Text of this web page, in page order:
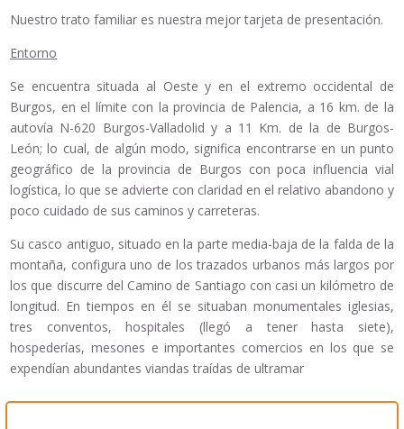
Nuestro trato familiar es nuestra mejor tarjeta de presentación.
Entorno
Se encuentra situada al Oeste y en el extremo occidental de
Burgos, en el límite con la provincia de Palencia, a 16 km. de la
autovía N-620 Burgos-Valladolid y a 11 Km. de la de Burgos-
León; lo cual, de algún modo, significa encontrarse en un punto
geográfico de la provincia de Burgos con poca influencia vial
logística, lo que se advierte con claridad en el relativo abandono y
poco cuidado de sus caminos y carreteras.
Su casco antiguo, situado en la parte media-baja de la falda de la
montaña, configura uno de los trazados urbanos más largos por
los que discurre del Camino de Santiago con casi un kilómetro de
longitud. En tiempos en él se situaban monumentales iglesias,
tres conventos, hospitales (llegó a tener hasta siete),
hospederías, mesones e importantes comercios en los que se
expendían abundantes viandas traídas de ultramar